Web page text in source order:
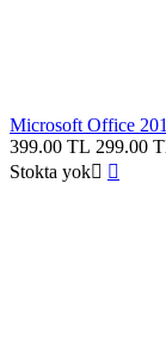
Microsoft Office
399.00 TL 299.00
Stokta yok 